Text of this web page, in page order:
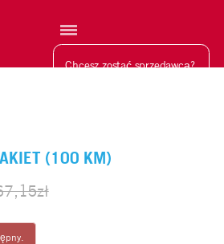
Szukaj
Chcesz zostać sprzedawcą?
(100 KM)